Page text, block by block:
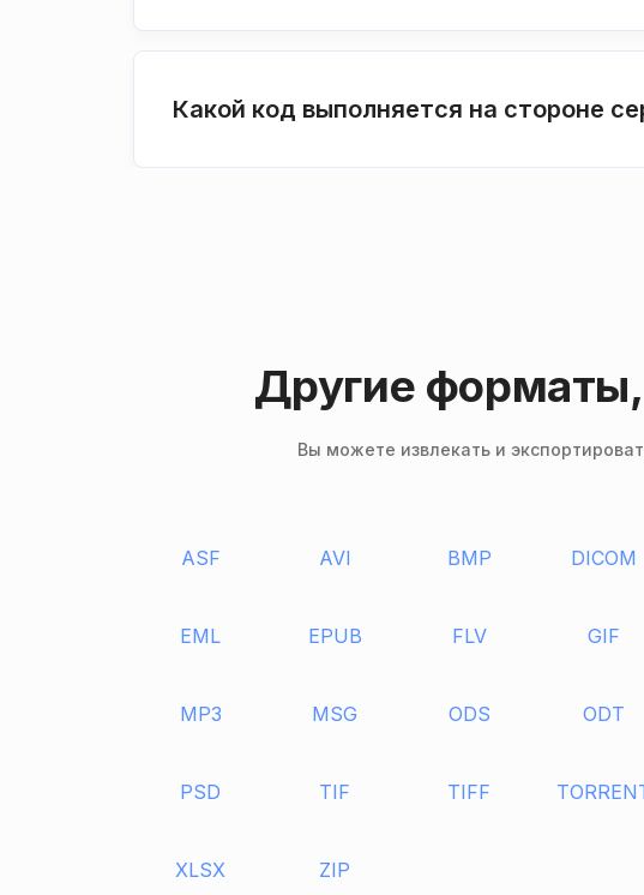
Какой код выполняется на стороне
Другие
Вы можете извлекать и
ASF AVI BMP DICOM
EML EPUB FLV GIF
MP3 MSG ODS ODT
PSD TIF TIFF
XLSX ZIP